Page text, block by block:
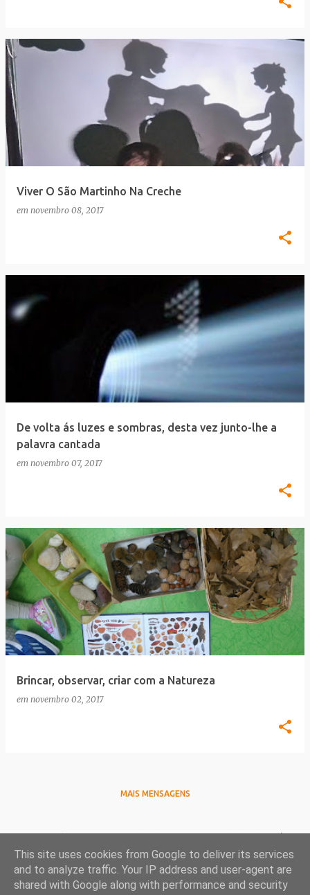
Viver O São Martinho Na Creche
em novembro 08, 2017
De volta ás luzes e sombras, desta vez junto-lhe a
palavra cantada
em novembro 07, 2017
Brincar, observar, criar com a Natureza
em novembro 02, 2017
MAIS MENSAGENS
Termos e condições gerais de venda
Política de
cookies
Contactos
Com tecnologia do Blogger
This site uses cookies from Google to deliver its services
and to analyze traffic. Your IP address and user-agent are
shared with Google along with performance and security